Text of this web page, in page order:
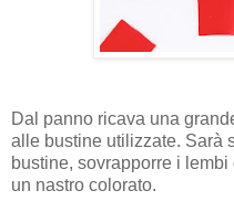
Dal panno ricava una
alle bustine utilizzate. Sarà
bustine, sovrapporre i
un nastro colorato.